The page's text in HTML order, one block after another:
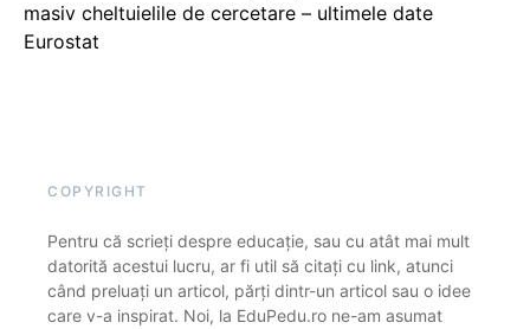
masiv cheltuielile de cercetare – ultimele date
Eurostat
COPYRIGHT
Pentru că scrieți despre educație, sau cu atât mai mult
datorită acestui lucru, ar fi util să citați cu link, atunci
când preluați un articol, părți dintr-un articol sau o idee
care v-a inspirat. Noi, la EduPedu.ro ne-am asumat